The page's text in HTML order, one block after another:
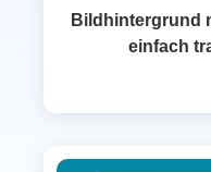
Bildhintergrund
einfach